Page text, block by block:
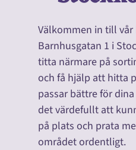
Välkommen in till
Barnhusgatan 1 i
titta närmare på
och få hjälp att hitta
passar bättre för
det värdefullt att
på plats och prata
området ordentligt.